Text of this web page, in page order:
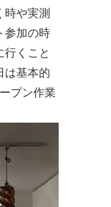
時や実測
参加の時
行くこと
は基本的
プン作業